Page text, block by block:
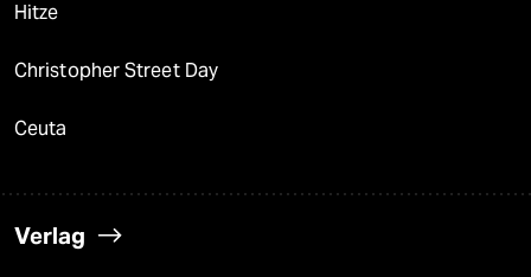
Hitze
Christopher Street Day
Ceuta
Verlag